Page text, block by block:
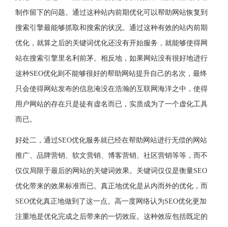
制作留下的问题。通过这种站内前期优化可以帮助网站恢复到
搜索引擎最能够抓取和搜索的状况。通过这种有效的站内前期
优化，就算之后的关键词优化还没有开始服务，就能够使得网
站在搜索引擎里名利前茅。相反地，如果网站没有很好地进行
这种SEO优化则不能够很好的帮助网站提升自己的名次，最终
只会使得网站发布的信息淹没在浩瀚的互联网海洋之中，使得
用户网站的存在只是徒有虚名而已，实质成为了一个虚化工具
而已。
好处二，通过SEO优化服务就已经在帮助网站进行无偿的网站
推广、品牌营销、软文营销、博客营销、社区营销等等，而不
仅仅局限于最后的网站的关键词效果。关键词仅仅是衡量SEO
优化带来的效果标准而已。真正地优化是从内而外的优化，而
SEO优化真正地做到了这一点。高一度网络认为SEO优化更加
注重地是优化完成之后带来的一切效应。这种效应包括既定的